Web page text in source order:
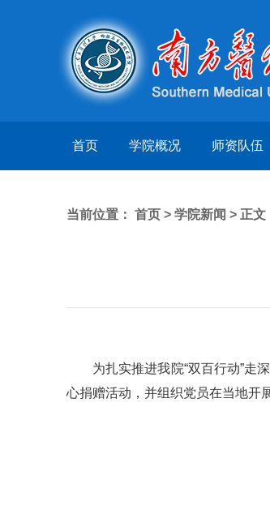
首页 学院概况 师资队伍
当前位置： 首页 > 学院新闻 > 正文
为扎实推进我院“双百行动”走
心捐赠活动，并组织党员在当地开